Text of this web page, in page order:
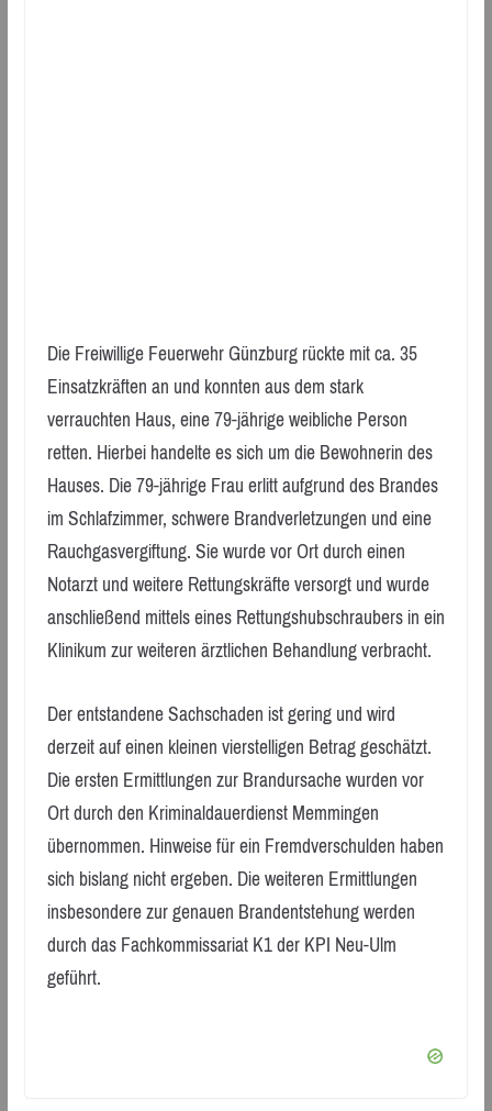
Die Freiwillige Feuerwehr Günzburg rückte mit ca. 35
Einsatzkräften an und konnten aus dem stark
verrauchten Haus, eine 79-jährige weibliche Person
retten. Hierbei handelte es sich um die Bewohnerin des
Hauses. Die 79-jährige Frau erlitt aufgrund des Brandes
im Schlafzimmer, schwere Brandverletzungen und eine
Rauchgasvergiftung. Sie wurde vor Ort durch einen
Notarzt und weitere Rettungskräfte versorgt und wurde
anschließend mittels eines Rettungshubschraubers in ein
Klinikum zur weiteren ärztlichen Behandlung verbracht.
Der entstandene Sachschaden ist gering und wird
derzeit auf einen kleinen vierstelligen Betrag geschätzt.
Die ersten Ermittlungen zur Brandursache wurden vor
Ort durch den Kriminaldauerdienst Memmingen
übernommen. Hinweise für ein Fremdverschulden haben
sich bislang nicht ergeben. Die weiteren Ermittlungen
insbesondere zur genauen Brandentstehung werden
durch das Fachkommissariat K1 der KPI Neu-Ulm
geführt.